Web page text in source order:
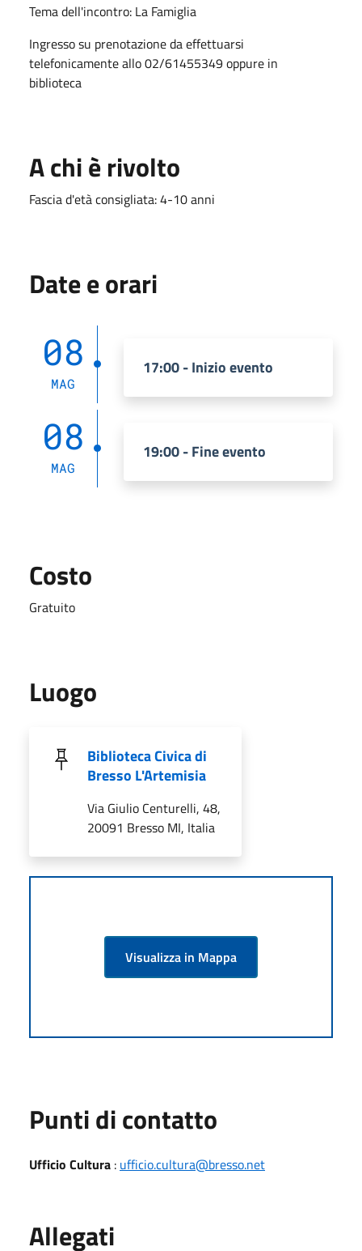
Tema dell'incontro: La Famiglia
Ingresso su prenotazione da effettuarsi
telefonicamente allo 02/61455349 oppure in
biblioteca
A chi è rivolto
Fascia d'età consigliata: 4-10 anni
Date e orari
08
MAG
17:00 - Inizio evento
08
MAG
19:00 - Fine evento
Costo
Gratuito
Luogo
Biblioteca Civica di
Bresso L'Artemisia
Via Giulio Centurelli, 48,
20091 Bresso MI, Italia
Visualizza in Mappa
Punti di contatto
Ufficio Cultura : ufficio.cultura@bresso.net
Allegati